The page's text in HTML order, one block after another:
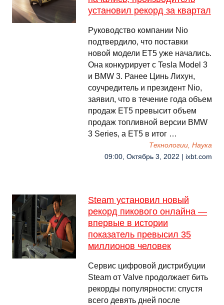
установил рекорд за квартал
Руководство компании Nio
подтвердило, что поставки
новой модели ET5 уже начались.
Она конкурирует с Tesla Model 3
и BMW 3. Ранее Цинь Лихун,
соучредитель и президент Nio,
заявил, что в течение года объем
продаж ET5 превысит объем
продаж топливной версии BMW
3 Series, а ET5 в итог …
Технологии, Наука
09:00, Октябрь 3, 2022 | ixbt.com
Steam установил новый
рекорд пикового онлайна —
впервые в истории
показатель превысил 35
миллионов человек
Сервис цифровой дистрибуции
Steam от Valve продолжает бить
рекорды популярности: спустя
всего девять дней после